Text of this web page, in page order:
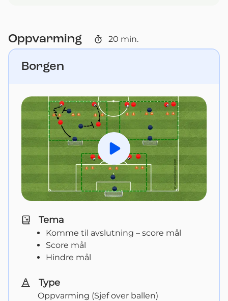
Oppvarming 20 min.
Borgen
Spill av
Tema
Komme til avslutning – score mål
Score mål
Hindre mål
Type
Oppvarming (Sjef over ballen)